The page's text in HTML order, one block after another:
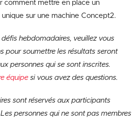
comment mettre en place un
sur une machine Concept2.
hebdomadaires, veuillez vous
pour soumettre les résultats seront
personnes qui se sont inscrites.
équipe si vous avez des questions.
sont réservés aux participants
personnes qui ne sont pas membres